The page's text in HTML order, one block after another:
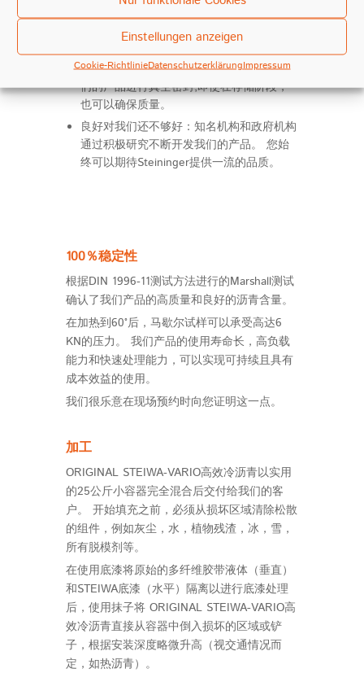
Einstellungen anzeigen
Cookie-RichtlinieDatenschutzerklärungImpressum
Steininger通过在德国的生产来确保就业。
产品不含溶剂添加剂，并使用可再生原料。
我们的商品始终是新鲜生产的。 通过对我
们的产品进行真空密封,即使在存储阶段，
也可以确保质量。
良好对我们还不够好：知名机构和政府机构
通过积极研究不断开发我们的产品。 您始
终可以期待Steininger提供一流的品质。
100％稳定性
根据DIN 1996-11测试方法进行的Marshall测试
确认了我们产品的高质量和良好的沥青含量。
在加热到60°后，马歇尔试样可以承受高达6
KN的压力。 我们产品的使用寿命长，高负载
能力和快速处理能力，可以实现可持续且具有
成本效益的使用。
我们很乐意在现场预约时向您证明这一点。
加工
ORIGINAL STEIWA-VARIO高效冷沥青以实用
的25公斤小容器完全混合后交付给我们的客
户。 开始填充之前，必须从损坏区域清除松散
的组件，例如灰尘，水，植物残渣，冰，雪，
所有脱模剂等。
在使用底漆将原始的多纤维胶带液体（垂直）
和STEIWA底漆（水平）隔离以进行底漆处理
后，使用抹子将 ORIGINAL STEIWA-VARIO高
效冷沥青直接从容器中倒入损坏的区域或铲
子，根据安装深度略微升高（视交通情况而
定，如热沥青）。